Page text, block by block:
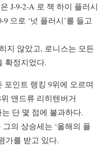
J-9-2-A 로 잭 하이 플러시
으로 ‘넛 플러시’를 들고
지 않았고, 로니스는 모든
확정지었다.
포인트 랭킹 9위에 오르며
앤드류 리히텐버거
는 단 몇 점에 불과하다.
의 상승세는 ‘올해의 플
가를 받고 있다.